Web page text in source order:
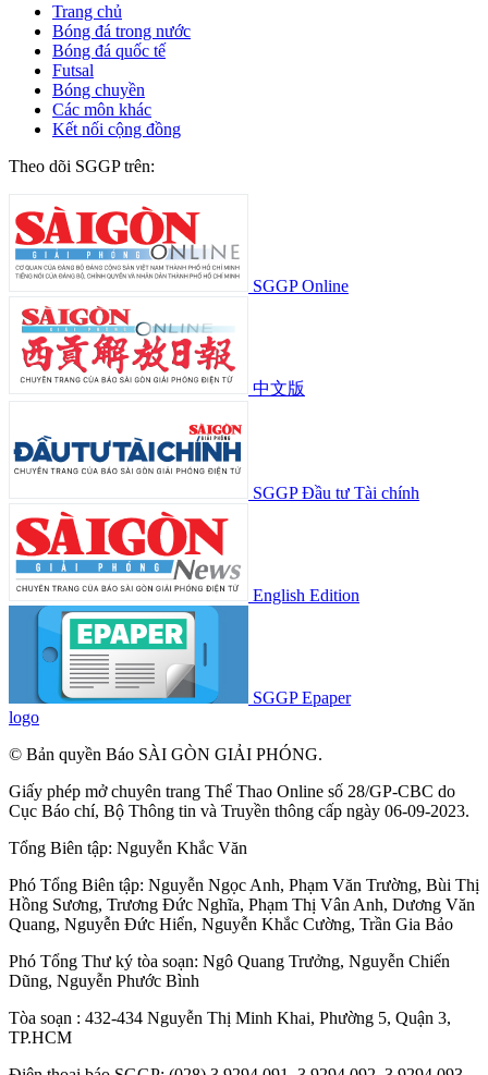
Trang chủ
Bóng đá trong nước
Bóng đá quốc tế
Futsal
Bóng chuyền
Các môn khác
Kết nối cộng đồng
Theo dõi SGGP trên:
SGGP Online
中文版
SGGP Đầu tư Tài chính
English Edition
SGGP Epaper
logo
© Bản quyền Báo SÀI GÒN GIẢI PHÓNG.
Giấy phép mở chuyên trang Thể Thao Online số 28/GP-CBC do
Cục Báo chí, Bộ Thông tin và Truyền thông cấp ngày 06-09-2023.
Tổng Biên tập: Nguyễn Khắc Văn
Phó Tổng Biên tập: Nguyễn Ngọc Anh, Phạm Văn Trường, Bùi Thị
Hồng Sương, Trương Đức Nghĩa, Phạm Thị Vân Anh, Dương Văn
Quang, Nguyễn Đức Hiển, Nguyễn Khắc Cường, Trần Gia Bảo
Phó Tổng Thư ký tòa soạn: Ngô Quang Trưởng, Nguyễn Chiến
Dũng, Nguyễn Phước Bình
Tòa soạn : 432-434 Nguyễn Thị Minh Khai, Phường 5, Quận 3,
TP.HCM